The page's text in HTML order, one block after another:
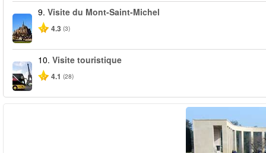
9. Visite du Mont-Saint-Michel
4.3 (3)
10. Visite touristique
4.1 (28)